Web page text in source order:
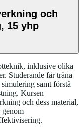
och
15 yhp
inklusive olika
Studerande får träna
samt förstå
Kursen
och dess material,